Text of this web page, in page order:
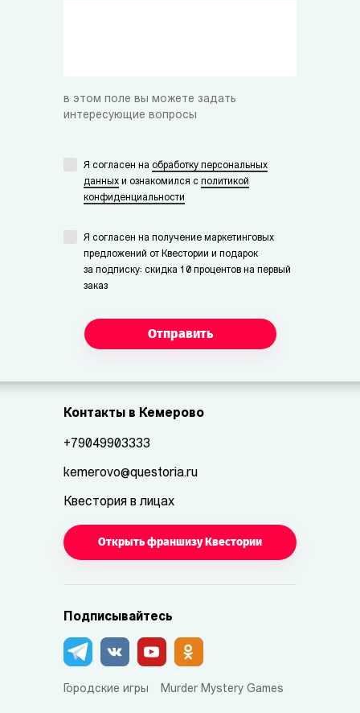
в этом поле вы можете задать
интересующие вопросы
Я согласен на обработку персональных
данных и ознакомился с политикой
конфиденциальности
Я согласен на получение маркетинговых
предложений от Квестории и подарок
за подписку: скидка 10 процентов на первый
заказ
Отправить
Контакты в Кемерово
+79049903333
kemerovo@questoria.ru
Квестория в лицах
Открыть франшизу Квестории
Подписывайтесь
Городские игры Murder Mystery Games